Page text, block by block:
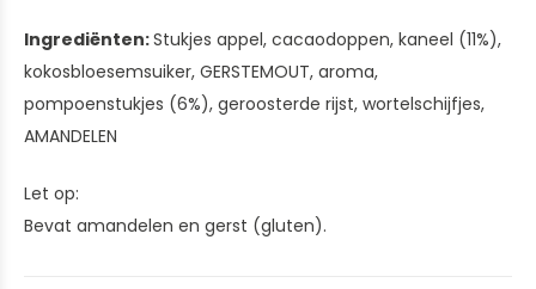
Ingrediënten:Stukjes appel, cacaodoppen, kaneel (11%),
kokosbloesemsuiker, GERSTEMOUT, aroma,
pompoenstukjes (6%), geroosterde rijst, wortelschijfjes,
AMANDELEN
Let op:
Bevat amandelen en gerst (gluten).